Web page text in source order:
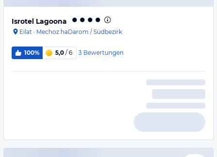
Isrotel Lagoona
Eilat · Mechoz haDarom / Südbezirk
100% 5,0 / 6 3 Bewertungen